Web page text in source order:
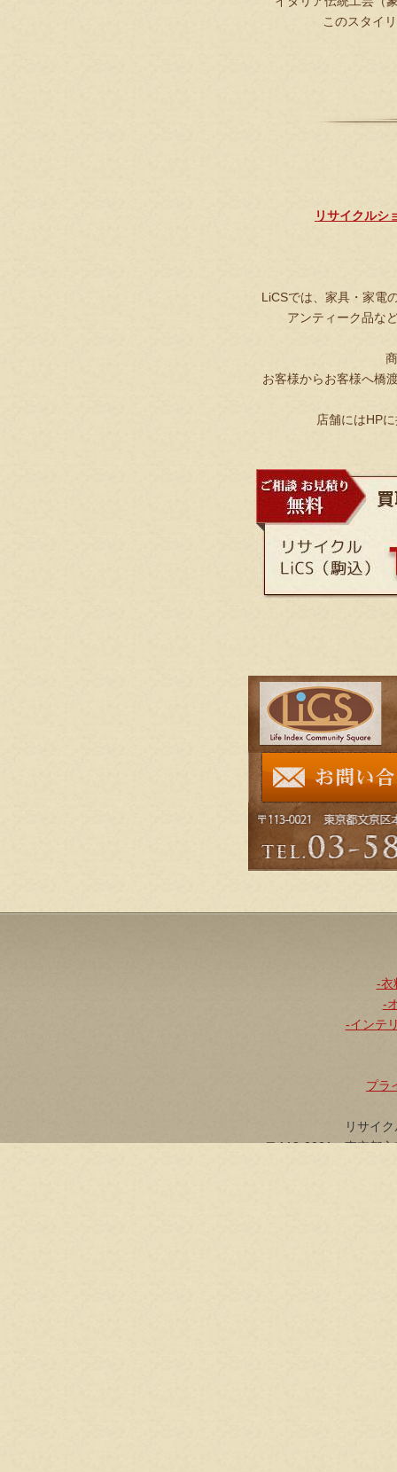
このスタイ
リサイクルシ
LiCSでは、家具・家電
アンティーク品な
お客様からお客様へ橋
店舗にはHP
-衣
-
-インテ
プラ
リサイ
〒113-0021 東京都文